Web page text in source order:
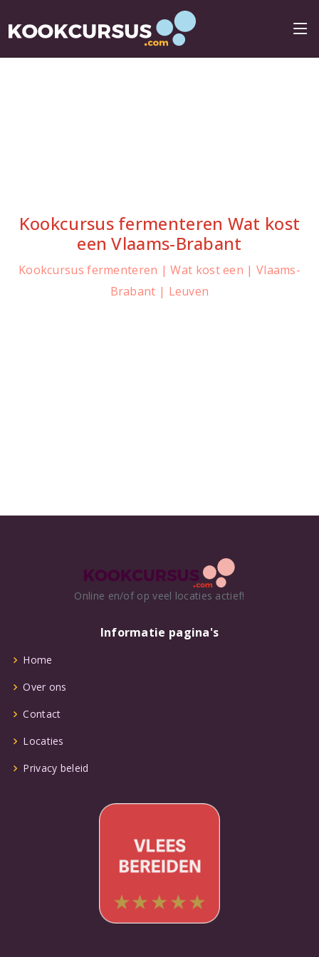
Kookcursus fermenteren Wat kost
een Vlaams-Brabant
Kookcursus fermenteren | Wat kost een | Vlaams-
Brabant | Leuven
Online en/of op veel locaties actief!
Informatie pagina's
Home
Over ons
Contact
Locaties
Privacy beleid